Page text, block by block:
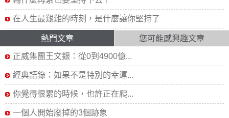
在人生最艱難的時刻，是什麼讓你堅持了
熱門文章 您可能感興趣文章
正威集團王文銀：從0到4900億...
經典語錄：如果不是特別的幸運...
你覺得很累的時候，也許正在爬...
一個人開始廢掉的3個跡象